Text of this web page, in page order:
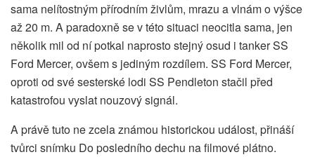
sama nelítostným přírodním živlům, mrazu a vlnám o výšce
až 20 m. A paradoxně se v této situaci neocitla sama, jen
několik mil od ní potkal naprosto stejný osud i tanker SS
Ford Mercer, ovšem s jediným rozdílem. SS Ford Mercer,
oproti od své sesterské lodi SS Pendleton stačil před
katastrofou vyslat nouzový signál.
A právě tuto ne zcela známou historickou událost, přináší
tvůrci snímku Do posledního dechu na filmové plátno.